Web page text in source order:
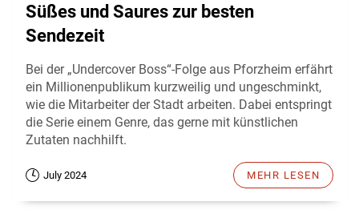
Süßes und Saures zur besten
Sendezeit
Bei der „Undercover Boss“-Folge aus Pforzheim erfährt
ein Millionenpublikum kurzweilig und ungeschminkt,
wie die Mitarbeiter der Stadt arbeiten. Dabei entspringt
die Serie einem Genre, das gerne mit künstlichen
Zutaten nachhilft.
July 2024 MEHR LESEN